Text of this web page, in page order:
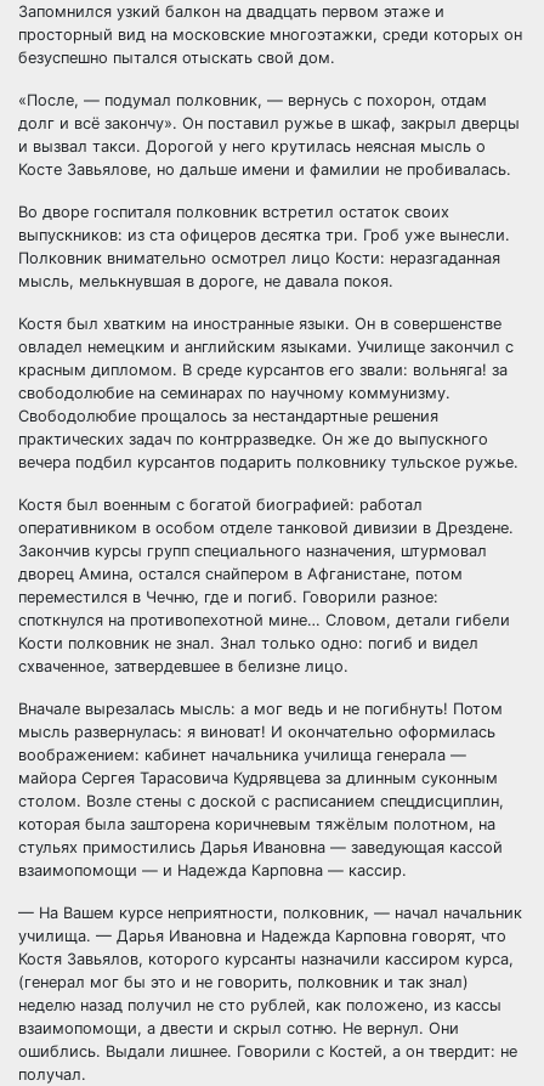
Запомнился узкий балкон на двадцать первом этаже и
просторный вид на московские многоэтажки, среди которых он
безуспешно пытался отыскать свой дом.
«После, — подумал полковник, — вернусь с похорон, отдам
долг и всё закончу». Он поставил ружье в шкаф, закрыл дверцы
и вызвал такси. Дорогой у него крутилась неясная мысль о
Косте Завьялове, но дальше имени и фамилии не пробивалась.
Во дворе госпиталя полковник встретил остаток своих
выпускников: из ста офицеров десятка три. Гроб уже вынесли.
Полковник внимательно осмотрел лицо Кости: неразгаданная
мысль, мелькнувшая в дороге, не давала покоя.
Костя был хватким на иностранные языки. Он в совершенстве
овладел немецким и английским языками. Училище закончил с
красным дипломом. В среде курсантов его звали: вольняга! за
свободолюбие на семинарах по научному коммунизму.
Свободолюбие прощалось за нестандартные решения
практических задач по контрразведке. Он же до выпускного
вечера подбил курсантов подарить полковнику тульское ружье.
Костя был военным с богатой биографией: работал
оперативником в особом отделе танковой дивизии в Дрездене.
Закончив курсы групп специального назначения, штурмовал
дворец Амина, остался снайпером в Афганистане, потом
переместился в Чечню, где и погиб. Говорили разное:
споткнулся на противопехотной мине… Словом, детали гибели
Кости полковник не знал. Знал только одно: погиб и видел
схваченное, затвердевшее в белизне лицо.
Вначале вырезалась мысль: а мог ведь и не погибнуть! Потом
мысль развернулась: я виноват! И окончательно оформилась
воображением: кабинет начальника училища генерала —
майора Сергея Тарасовича Кудрявцева за длинным суконным
столом. Возле стены с доской с расписанием спецдисциплин,
которая была зашторена коричневым тяжёлым полотном, на
стульях примостились Дарья Ивановна — заведующая кассой
взаимопомощи — и Надежда Карповна — кассир.
— На Вашем курсе неприятности, полковник, — начал начальник
училища. — Дарья Ивановна и Надежда Карповна говорят, что
Костя Завьялов, которого курсанты назначили кассиром курса,
(генерал мог бы это и не говорить, полковник и так знал)
неделю назад получил не сто рублей, как положено, из кассы
взаимопомощи, а двести и скрыл сотню. Не вернул. Они
ошиблись. Выдали лишнее. Говорили с Костей, а он твердит: не
получал.